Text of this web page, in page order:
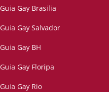
Guia Gay Brasilia
Guia Gay Salvador
Guia Gay BH
Guia Gay Floripa
Guia Gay Rio